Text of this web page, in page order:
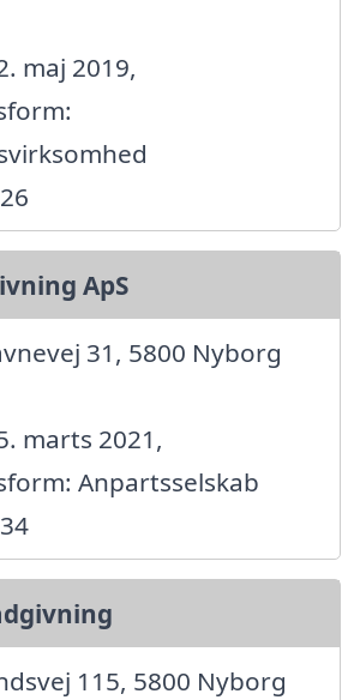
maj 2019,
ApS
31, 5800 Nyborg
marts 2021,
Anpartsselskab
115, 5800 Nyborg